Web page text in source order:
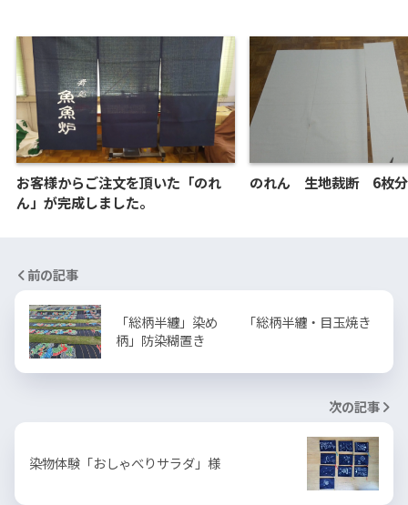
お客様からご注文を頂いた「のれ
ん」が完成しました。
のれん 生地裁断 6枚分
前の記事
「総柄半纏」染め 「総柄半纏・目玉焼き
柄」防染糊置き
次の記事
染物体験「おしゃべりサラダ」様